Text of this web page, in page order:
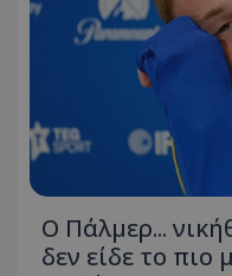
Ο Πάλμερ...
δεν είδε το πιο